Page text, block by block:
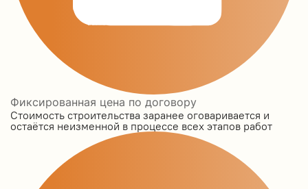
Фиксированная цена по договору
Стоимость строительства заранее оговаривается и
остаётся неизменной в процессе всех этапов работ